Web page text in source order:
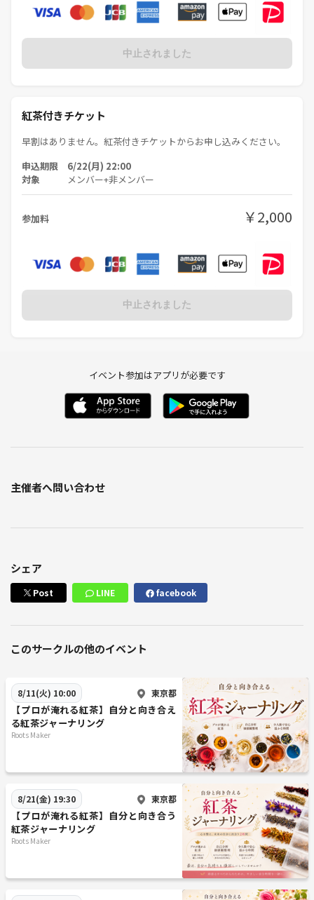
中止されました
紅茶付きチケット
早割はありません。紅茶付きチケットからお申し込みください。
申込期限 6/22(月) 22:00
対象 メンバー+非メンバー
参加料 ￥2,000
中止されました
イベント参加はアプリが必要です
主催者へ問い合わせ
シェア
Post LINE facebook
このサークルの他のイベント
8/11(火) 10:00 東京都
【プロが淹れる紅茶】自分と向き合え
る紅茶ジャーナリング
Roots Maker
8/21(金) 19:30 東京都
【プロが淹れる紅茶】自分と向き合う
紅茶ジャーナリング
Roots Maker